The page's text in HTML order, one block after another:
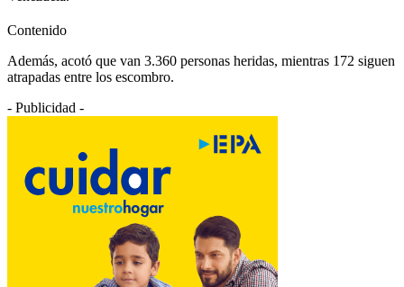
Contenido
Además, acotó que van 3.360 personas heridas, mientras 172 siguen
atrapadas entre los escombro.
- Publicidad -